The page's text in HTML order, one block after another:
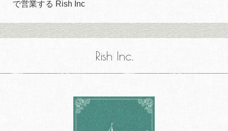
で営業する Rish Inc
Rish Inc.